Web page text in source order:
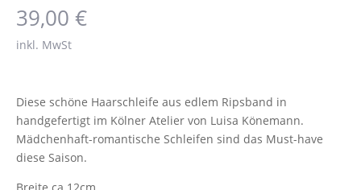
39,00 €
inkl. MwSt
Diese schöne Haarschleife aus edlem Ripsband in
handgefertigt im Kölner Atelier von Luisa Könemann.
Mädchenhaft-romantische Schleifen sind das Must-have
diese Saison.